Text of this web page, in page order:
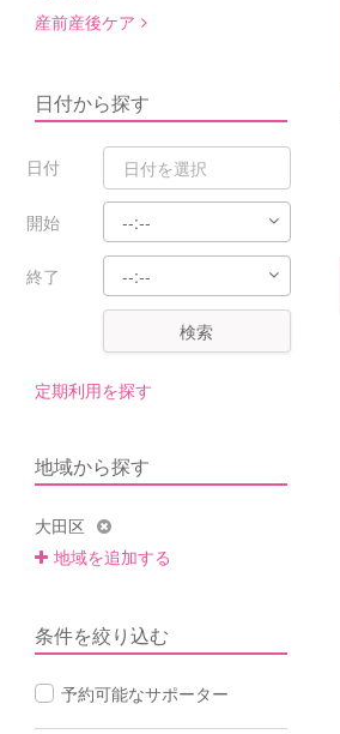
産前産後ケア
日付から探す
日付
開始
終了
検索
定期利用を探す
地域から探す
大田区
地域を追加する
条件を絞り込む
予約可能なサポーター